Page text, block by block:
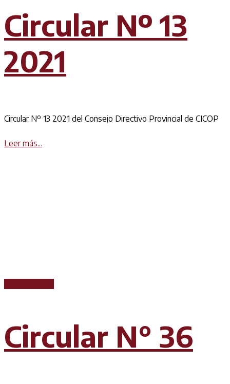
Circular Nº 13
2021
Circular Nº 13 2021 del Consejo Directivo Provincial de CICOP
Leer más...
Circular N° 36